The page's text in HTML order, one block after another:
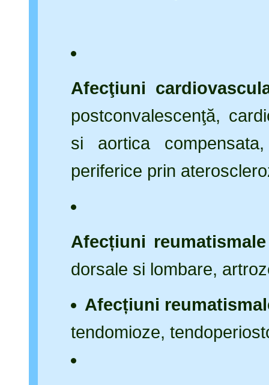
Afecţiuni
postconvalescenţă,
si aortica
periferice prin
Afecțiuni
dorsale si lombare,
Afecțiuni
tendomioze,